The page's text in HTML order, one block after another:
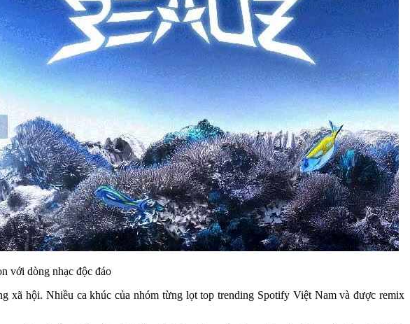
với dòng nhạc độc đáo
xã hội. Nhiều ca khúc của nhóm từng lọt top trending Spotify Việt Nam và được remix